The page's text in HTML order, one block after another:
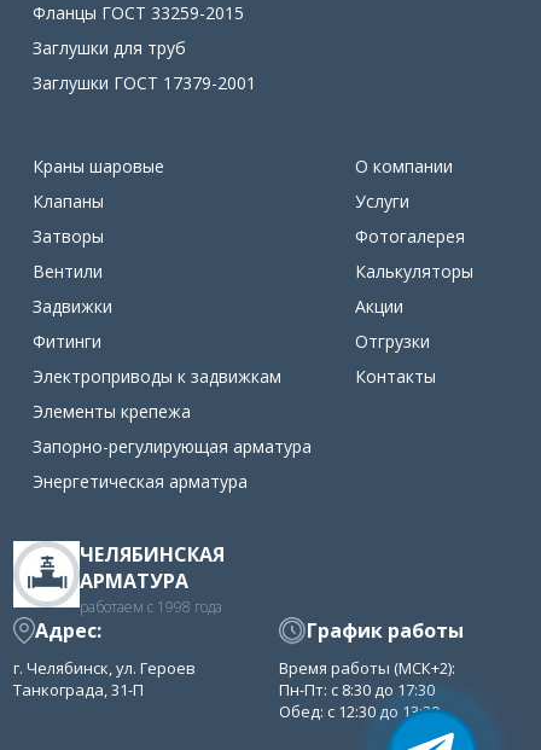
Фланцы ГОСТ 33259-2015
Заглушки для труб
Заглушки ГОСТ 17379-2001
Краны шаровые
Клапаны
Затворы
Вентили
Задвижки
Фитинги
Электроприводы к задвижкам
Элементы крепежа
Запорно-регулирующая арматура
Энергетическая арматура
О компании
Услуги
Фотогалерея
Калькуляторы
Акции
Отгрузки
Контакты
ЧЕЛЯБИНСКАЯ
АРМАТУРА
работаем с 1998 года
Адрес:
г. Челябинск, ул. Героев
Танкограда, 31-П
График работы
Время работы (МСК+2):
Пн-Пт: с 8:30 до 17:30
Обед: с 12:30 до 13:30